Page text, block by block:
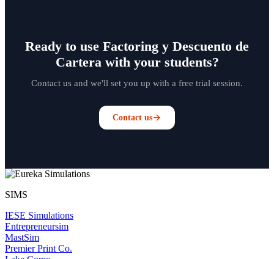
Ready to use Factoring y Descuento de
Cartera with your students?
Contact us and we'll set you up with a free trial session.
Contact us
SIMS
IESE Simulations
Entrepreneursim
MastSim
Premier Print Co.